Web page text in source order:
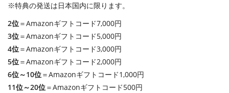
※特典の発送は日本国内に限ります。
2位＝Amazonギフトコード7,000円
3位＝Amazonギフトコード5,000円
4位＝Amazonギフトコード3,000円
5位＝Amazonギフトコード2,000円
6位～10位＝Amazonギフトコード1,000円
11位～20位＝Amazonギフトコード500円